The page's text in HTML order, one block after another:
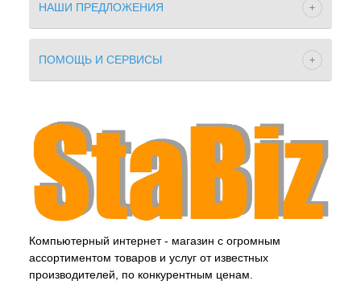
НАШИ ПРЕДЛОЖЕНИЯ
ПОМОЩЬ И СЕРВИСЫ
Компьютерный интернет - магазин с огромным
ассортиментом товаров и услуг от известных
производителей, по конкурентным ценам.